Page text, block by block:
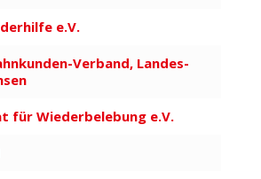
e.V.
Verband, Landes­
für Wieder­be­lebung e.V.